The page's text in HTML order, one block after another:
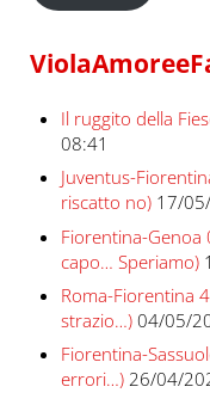
Il ruggito della
08:41
Juventus-
riscatto no) 17/
Fiorentina-Genoa
capo… Speriamo)
Roma-Fiorentina
strazio…) 04/05/
Fiorentina-
errori…) 26/04/